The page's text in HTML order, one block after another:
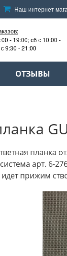
Наш интернет
- 19:00; сб с 10:00 -
9:30 - 21:00
ОТЗЫВЫ
планка
арт. 6-
идет прижим